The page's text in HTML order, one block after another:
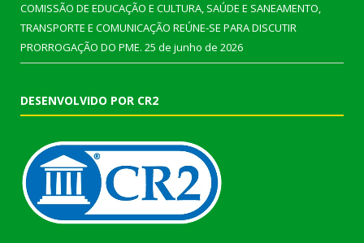
COMISSÃO DE EDUCAÇÃO E CULTURA, SAÚDE E SANEAMENTO,
TRANSPORTE E COMUNICAÇÃO REÚNE-SE PARA DISCUTIR
PRORROGAÇÃO DO PME. 25 de junho de 2026
DESENVOLVIDO POR CR2